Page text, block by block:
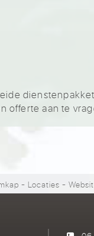
offerte aan te
- Locaties -